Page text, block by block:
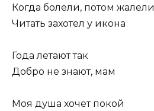
Когда болели, потом жалели
Читать захотел у икона
Года летают так
Добро не знают, мам
Моя душа хочет покой